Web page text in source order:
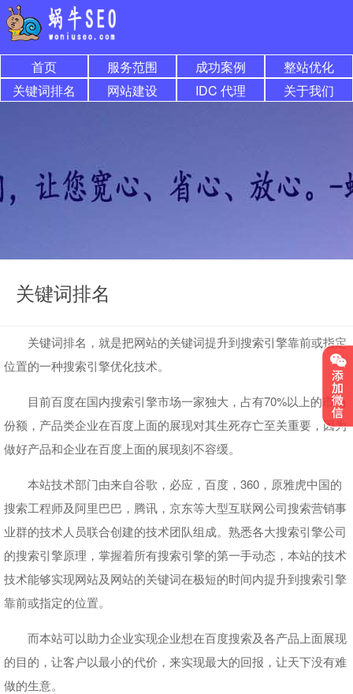
首页 服务范围 成功案例
整站优化
关键词排名
网站建设 IDC 代理 关于我们
关键词排名
关键词排名，就是把网站的关键词提升到搜索引擎靠前或指定
位置的一种搜索引擎优化技术。
目前百度在国内搜索引擎市场一家独大，占有70%以上的市场
份额，产品类企业在百度上面的展现对其生死存亡至关重要，因为
做好产品和企业在百度上面的展现刻不容缓。
本站技术部门由来自谷歌，必应，百度，360，原雅虎中国的
搜索工程师及阿里巴巴，腾讯，京东等大型互联网公司搜索营销事
业群的技术人员联合创建的技术团队组成。熟悉各大搜索引擎公司
的搜索引擎原理，掌握着所有搜索引擎的第一手动态，本站的技术
技术能够实现网站及网站的关键词在极短的时间内提升到搜索引擎
靠前或指定的位置。
而本站可以助力企业实现企业想在百度搜索及各产品上面展现
的目的，让客户以最小的代价，来实现最大的回报，让天下没有难
做的生意。